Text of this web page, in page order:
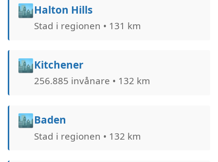
🏙️Halton Hills
Stad i regionen • 131 km
🏙️Kitchener
256.885 invånare • 132 km
🏙️Baden
Stad i regionen • 132 km